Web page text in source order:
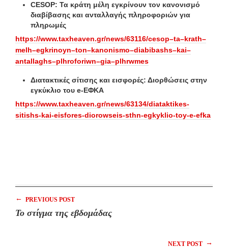
CESOP: Τα κράτη μέλη εγκρίνουν τον κανονισμό
διαβίβασης και ανταλλαγής πληροφοριών για
πληρωμές
https://www.taxheaven.gr/news/63116/cesop–ta–krath–
melh–egkrinoyn–ton–kanonismo–diabibashs–kai–
antallaghs–plhroforiwn–gia–plhrwmes
Διατακτικές σίτισης και εισφορές: Διορθώσεις στην
εγκύκλιο του e-ΕΦΚΑ
https://www.taxheaven.gr/news/63134/diataktikes-
sitishs-kai-eisfores-diorowseis-sthn-egkyklio-toy-e-efka
← PREVIOUS POST
Το στίγμα της εβδομάδας
NEXT POST →